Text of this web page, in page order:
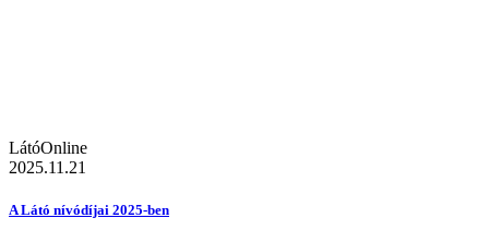
LátóOnline
2025.11.21
A Látó nívódíjai 2025-ben